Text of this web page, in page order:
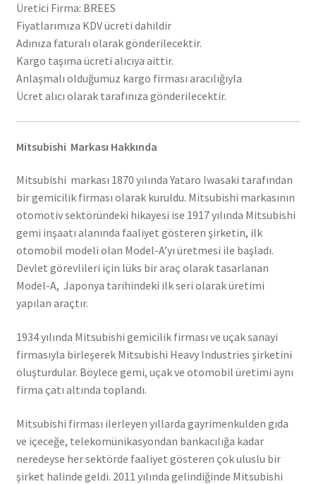
Üretici Firma: BREES
Fiyatlarımıza KDV ücreti dahildir
Adınıza faturalı olarak gönderilecektir.
Kargo taşıma ücreti alıcıya aittir.
Anlaşmalı olduğumuz kargo firması aracılığıyla
Ücret alıcı olarak tarafınıza gönderilecektir.
Mitsubishi Markası Hakkında
Mitsubishi markası 1870 yılında Yataro Iwasaki tarafından
bir gemicilik firması olarak kuruldu. Mitsubishi markasının
otomotiv sektöründeki hikayesi ise 1917 yılında Mitsubishi
gemi inşaatı alanında faaliyet gösteren şirketin, ilk
otomobil modeli olan Model-A’yı üretmesi ile başladı.
Devlet görevlileri için lüks bir araç olarak tasarlanan
Model-A, Japonya tarihindeki ilk seri olarak üretimi
yapılan araçtır.
1934 yılında Mitsubishi gemicilik firması ve uçak sanayi
firmasıyla birleşerek Mitsubishi Heavy Industries şirketini
oluşturdular. Böylece gemi, uçak ve otomobil üretimi aynı
firma çatı altında toplandı.
Mitsubishi firması ilerleyen yıllarda gayrimenkulden gıda
ve içeceğe, telekomünikasyondan bankacılığa kadar
neredeyse her sektörde faaliyet gösteren çok uluslu bir
şirket halinde geldi. 2011 yılında gelindiğinde Mitsubishi